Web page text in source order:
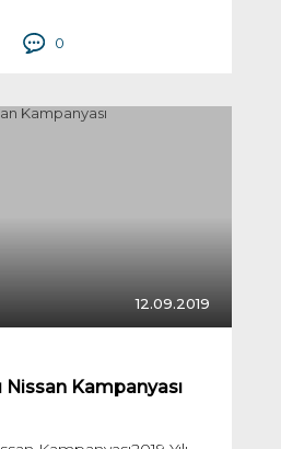
0
12.09.2019
Nissan Kampanyası